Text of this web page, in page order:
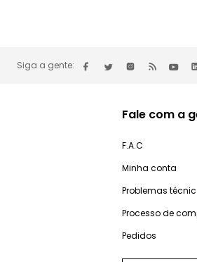
Siga a gente:
Fale com a
F.A.C
Minha conta
Problemas
Processo de
Pedidos